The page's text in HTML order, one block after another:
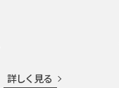
詳しく見る